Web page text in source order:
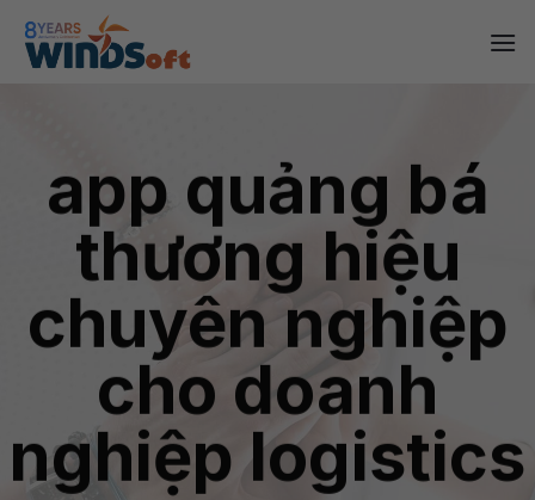
content
app quảng bá
thương hiệu
chuyên nghiệp
cho doanh
nghiệp logistics